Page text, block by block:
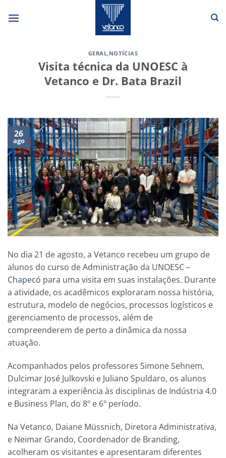
GERAL,NOTÍCIAS
Visita técnica da UNOESC à
Vetanco e Dr. Bata Brazil
26
ago
No dia 21 de agosto, a Vetanco recebeu um grupo de
alunos do curso de Administração da UNOESC –
Chapecó para uma visita em suas instalações. Durante
a atividade, os acadêmicos exploraram nossa história,
estrutura, modelo de negócios, processos logísticos e
gerenciamento de processos, além de
compreenderem de perto a dinâmica da nossa
atuação.
Acompanhados pelos professores Simone Sehnem,
Dulcimar José Julkovski e Juliano Spuldaro, os alunos
integraram a experiência às disciplinas de Indústria 4.0
e Business Plan, do 8º e 6º período.
Na Vetanco, Daiane Müssnich, Diretora Administrativa,
e Neimar Grando, Coordenador de Branding,
acolheram os visitantes e apresentaram diferentes